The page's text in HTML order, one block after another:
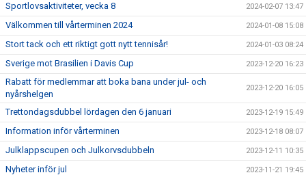
Sportlovsaktiviteter, vecka 8 2024-02-07 13:47
Välkommen till vårterminen 2024 2024-01-08 15:08
Stort tack och ett riktigt gott nytt tennisår! 2024-01-03 08:24
Sverige mot Brasilien i Davis Cup 2023-12-20 16:23
Rabatt för medlemmar att boka bana under jul- och
nyårshelgen
2023-12-20 16:05
Trettondagsdubbel lördagen den 6 januari 2023-12-19 15:49
Information inför vårterminen 2023-12-18 08:07
Julklappscupen och Julkorvsdubbeln 2023-12-11 10:35
Nyheter inför jul 2023-11-21 19:45